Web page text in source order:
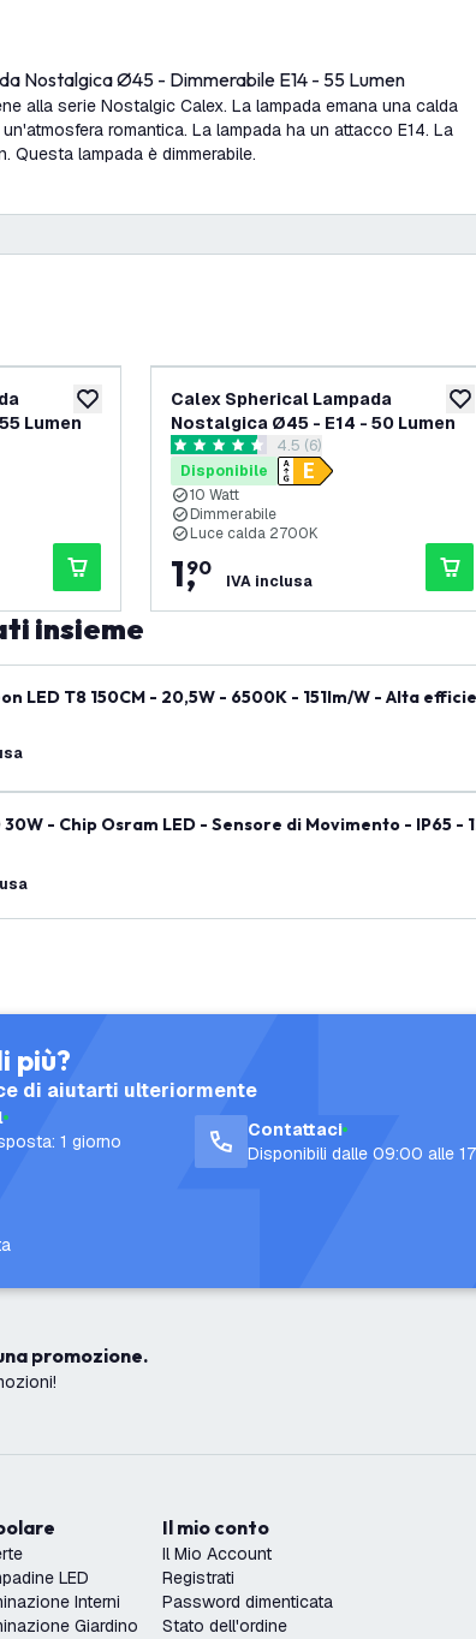
Nostalgica Ø45 - Dimmerabile E14 - 55 Lumen
alla serie Nostalgic Calex. La lampada emana una calda
romantica. La lampada ha un attacco E14. La
Questa lampada è dimmerabile.
aggiungi alla lista desideri
Lumen
delle recensioni
Calex Spherical Lampada
Nostalgica Ø45 - E14 - 50 Lumen
apri il cassetto delle
4.5 stelle di valutazione
4.5 (6)
Disponibile
10 Watt
Dimmerabile
Luce calda 2700K
1,
90
IVA inclusa
insieme
LED T8 150CM - 20,5W - 6500K - 151lm/W - Alta
- Chip Osram LED - Sensore di Movimento - IP65 -
più?
di aiutarti ulteriormente
1 giorno
Contattaci
Disponibili dalle 09:00 alle
promozione.
LED
Interni
Giardino
Il mio conto
Il Mio Account
Registrati
Password dimenticata
Stato dell'ordine